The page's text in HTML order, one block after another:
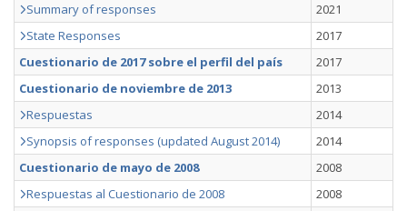
Summary of responses
2021
State Responses
2017
Cuestionario de 2017 sobre el perfil del país
2017
Cuestionario de noviembre de 2013
2013
Respuestas
2014
Synopsis of responses (updated August 2014)
2014
Cuestionario de mayo de 2008
2008
Respuestas al Cuestionario de 2008
2008